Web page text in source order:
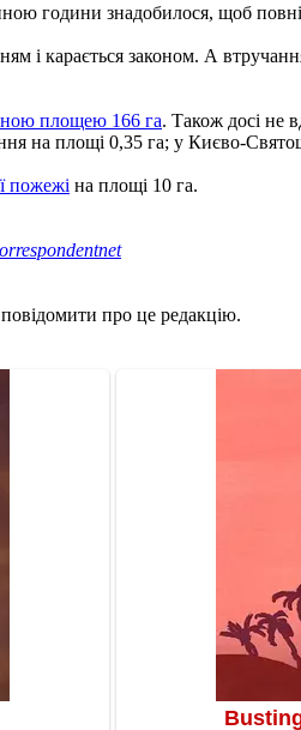
години знадобилося, щоб
і карається законом. А
площею 166 га. Також досі не
на площі 0,35 га; у Києво-
пожежі на площі 10 га.
про це редакцію.